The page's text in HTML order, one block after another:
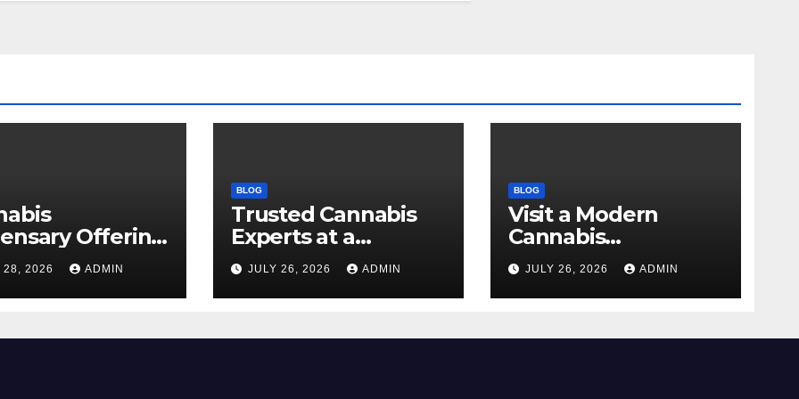
Offering
Quality Flower
28, 2026 ADMIN
BLOG
Trusted Cannabis
Experts at a
Dispensary Near Me
JULY 26, 2026 ADMIN
BLOG
Visit a Modern
Cannabis
Dispensary for
Wellness
JULY 26, 2026 ADMIN